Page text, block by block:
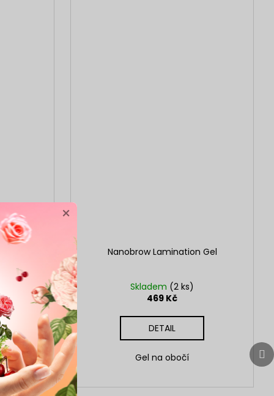
s
Nanobrow Lamination Gel
Skladem (2 ks)
469 Kč
DETAIL
Gel na obočí
×